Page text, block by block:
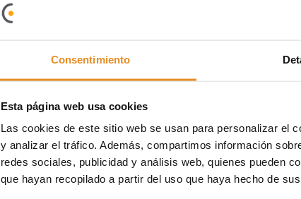
Consentimiento
Esta página web usa cookies
Las cookies de este sitio web se usan para personalizar el
y analizar el tráfico. Además, compartimos información
redes sociales, publicidad y análisis web, quienes pueden
que hayan recopilado a partir del uso que haya hecho de